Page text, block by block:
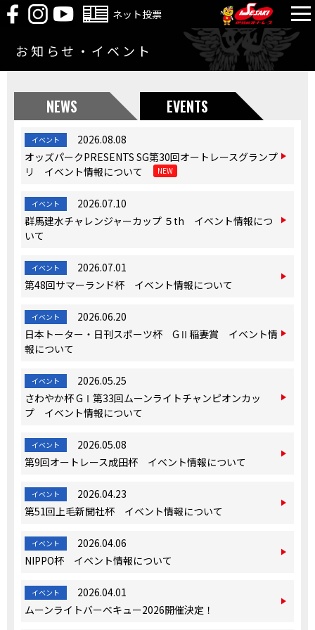
ネット投票
お知らせ・イベント
NEWS EVENTS
イベント
2026.08.08
オッズパークPRESENTS SG第30回オートレースグランプ
リ イベント情報について
NEW
イベント
2026.07.10
群馬建水チャレンジャーカップ ５th イベント情報につ
いて
イベント
2026.07.01
第48回サマーランド杯 イベント情報について
イベント
2026.06.20
日本トーター・日刊スポーツ杯 GⅡ稲妻賞 イベント情
報について
イベント
2026.05.25
さわやか杯 GⅠ第33回ムーンライトチャンピオンカッ
プ イベント情報について
イベント
2026.05.08
第9回オートレース成田杯 イベント情報について
イベント
2026.04.23
第51回上毛新聞社杯 イベント情報について
イベント
2026.04.06
NIPPO杯 イベント情報について
イベント
2026.04.01
ムーンライトバーベキュー2026開催決定！